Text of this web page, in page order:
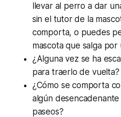
llevar al perro a dar
sin el tutor de la
comporta, o puedes
mascota que salga por
¿Alguna vez se ha
para traerlo de vuelta?
¿Cómo se comporta
algún
paseos?